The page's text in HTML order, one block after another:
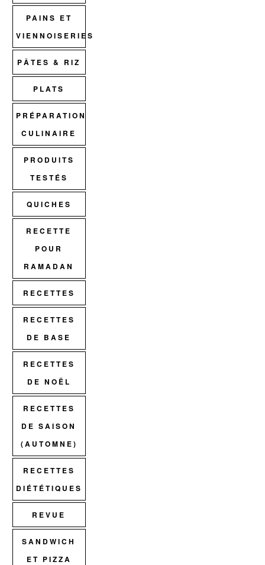
PAINS ET
VIENNOISERIES
PÂTES & RIZ
PLATS
PRÉPARATION
CULINAIRE
PRODUITS
TESTÉS
QUICHES
RECETTE
POUR
RAMADAN
RECETTES
RECETTES
DE BASE
RECETTES
DE NOËL
RECETTES
DE SAISON
(AUTOMNE)
RECETTES
DIÉTÉTIQUES
REVUE
SANDWICH
ET PIZZA